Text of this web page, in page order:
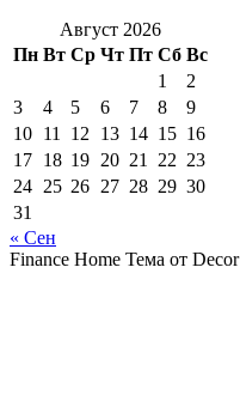
Август 2026
Пн Вт Ср Чт Пт Сб Вс
1
2
3
4 5 6 7 8
9
10 11 12 13 14 15 16
17 18 19 20 21 22 23
24 25 26 27 28 29 30
31
« Сен
Finance Home Тема от